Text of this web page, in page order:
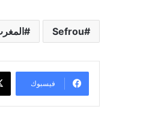
Sefrou
فيسبوك